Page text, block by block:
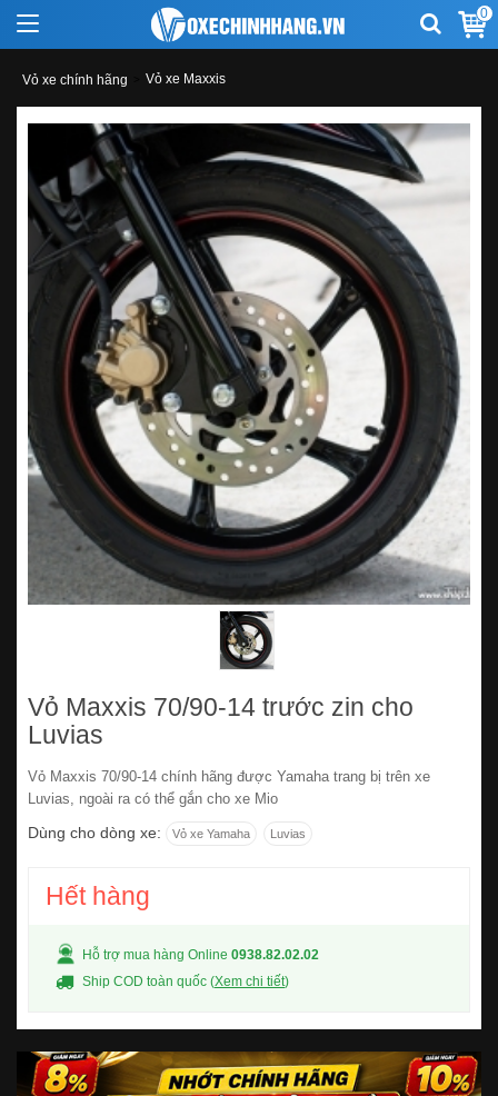
0
Vỏ xe chính hãng Vỏ xe Maxxis
Vỏ Maxxis 70/90-14 trước zin cho
Luvias
Vỏ Maxxis 70/90-14 chính hãng được Yamaha trang bị trên xe
Luvias, ngoài ra có thể gắn cho xe Mio
Dùng cho dòng xe: Vỏ xe Yamaha Luvias
Hết hàng
Hỗ trợ mua hàng Online 0938.82.02.02
Ship COD toàn quốc (Xem chi tiết)